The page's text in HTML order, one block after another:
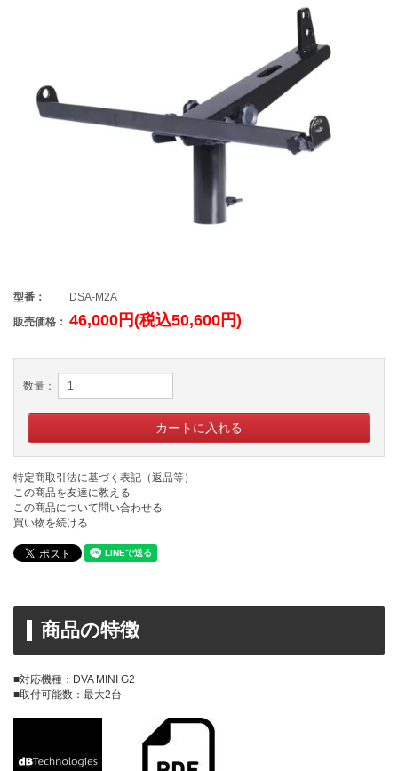
型番：
DSA-M2A
販売価格： 46,000円(税込50,600円)
数量：
特定商取引法に基づく表記（返品等）
この商品を友達に教える
この商品について問い合わせる
買い物を続ける
商品の特徴
■対応機種：DVA MINI G2
■取付可能数：最大2台